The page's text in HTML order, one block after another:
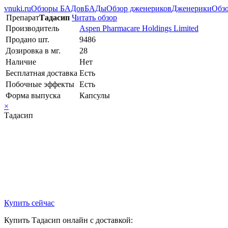
vnuki.ruОбзоры БАДовБАДыОбзор дженериковДженерики
ПрепаратТадасип Читать обзор
Производитель
Aspen Pharmacare Holdings Limited
Продано шт.
9486
Дозировка в мг.
28
Наличие
Нет
Бесплатная доставка Есть
Побочные эффекты Есть
Форма выпуска
Капсулы
×
Тадасип
Купить сейчас
Купить Тадасип онлайн с доставкой: